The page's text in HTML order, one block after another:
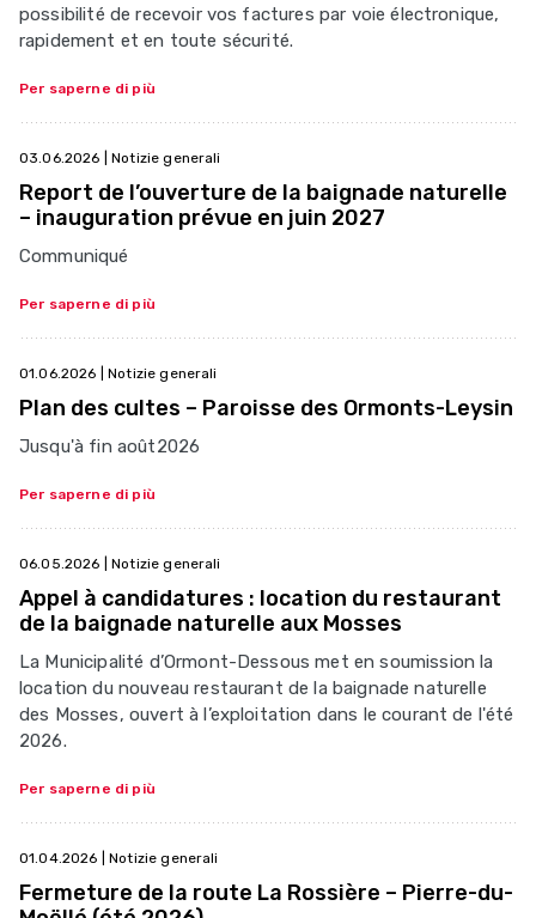
possibilité de recevoir vos factures par voie électronique,
rapidement et en toute sécurité.
Per saperne di più
03.06.2026 | Notizie generali
Report de l’ouverture de la baignade naturelle
– inauguration prévue en juin 2027
Communiqué
Per saperne di più
01.06.2026 | Notizie generali
Plan des cultes – Paroisse des Ormonts-Leysin
Jusqu'à fin août2026
Per saperne di più
06.05.2026 | Notizie generali
Appel à candidatures : location du restaurant
de la baignade naturelle aux Mosses
La Municipalité d’Ormont-Dessous met en soumission la
location du nouveau restaurant de la baignade naturelle
des Mosses, ouvert à l’exploitation dans le courant de l'été
2026.
Per saperne di più
01.04.2026 | Notizie generali
Fermeture de la route La Rossière – Pierre-du-